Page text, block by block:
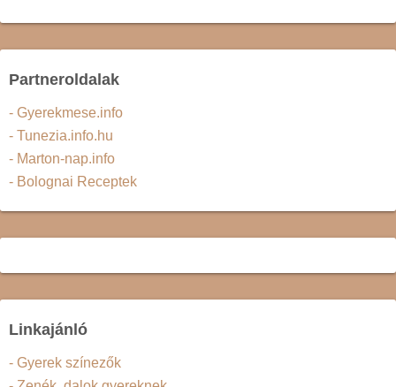
Partneroldalak
- Gyerekmese.info
- Tunezia.info.hu
- Marton-nap.info
- Bolognai Receptek
Linkajánló
- Gyerek színezők